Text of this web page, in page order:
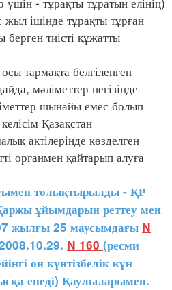
ішінде тұрақты тұрған
берген тиісті құжатты
тармақта белгіленген
мәліметтер негізінде
шынайы емес болып
Қазақстан
актілерінде көзделген
органмен қайтарып алуға
толықтырылды - ҚР
ұйымдарын реттеу мен
жылғы 25 маусымдағы N
2008.10.29. N 160 (ресми
он күнтізбелік күн
енеді) Қаулыларымен.